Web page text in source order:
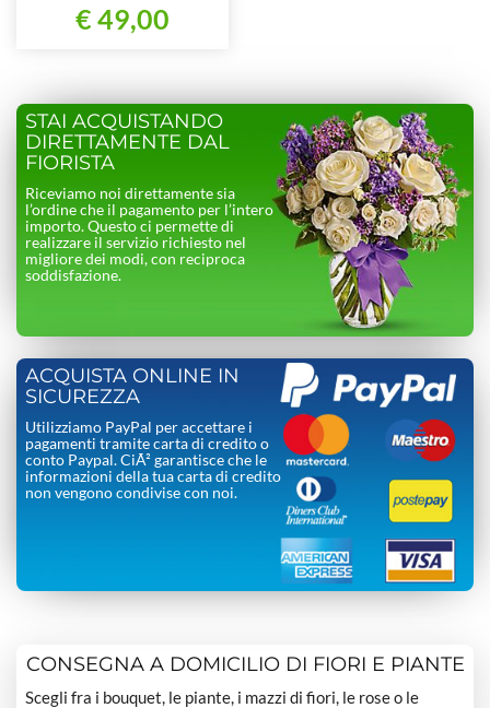
€ 49,00
STAI ACQUISTANDO
DIRETTAMENTE DAL
FIORISTA
Riceviamo noi direttamente sia
l’ordine che il pagamento per l’intero
importo. Questo ci permette di
realizzare il servizio richiesto nel
migliore dei modi, con reciproca
soddisfazione.
ACQUISTA ONLINE IN
SICUREZZA
Utilizziamo PayPal per accettare i
pagamenti tramite carta di credito o
conto Paypal. CiÃ² garantisce che le
informazioni della tua carta di credito
non vengono condivise con noi.
CONSEGNA A DOMICILIO DI FIORI E PIANTE
Scegli fra i bouquet, le piante, i mazzi di fiori, le rose o le